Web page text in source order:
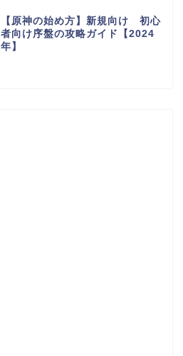
【原神の始め方】新規向け 初心
者向け序盤の攻略ガイド【2024
年】